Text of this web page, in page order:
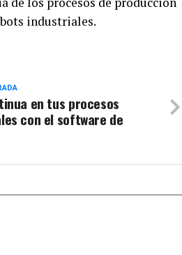
industriales.
en tus procesos
con el software de